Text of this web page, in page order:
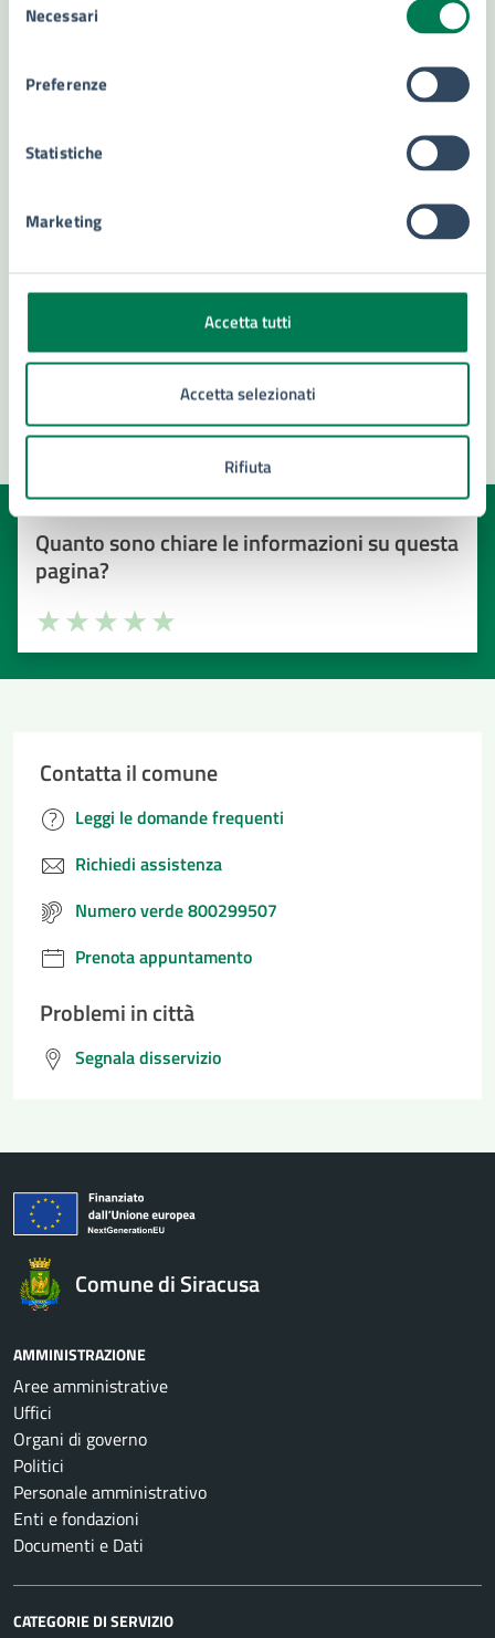
delNecessari
Preferenze
Statistiche
Marketing
Accetta tutti
Accetta selezionati
Rifiuta
Servizio Anagrafe - Ufficio iscrizione popolazione
irreperibilità
residenza cittadini stranieri
Quanto sono chiare le informazioni su questa
pagina?
Valuta la chiarezza delle informazioni (da 1 a 5 stelle)
Seleziona il numero di stelle per valutare la chiarezza delle
Valuta 5 stelle su 5
Valuta 4 stelle su 5
Valuta 3 stelle su 5
Valuta 2 stelle su 5
Valuta 1 stelle su 5
Contatta il comune
Leggi le domande frequenti
Richiedi assistenza
Numero verde 800299507
Prenota appuntamento
Problemi in città
Segnala disservizio
Comune di Siracusa
AMMINISTRAZIONE
Aree amministrative
Uffici
Organi di governo
Politici
Personale amministrativo
Enti e fondazioni
Documenti e Dati
CATEGORIE DI SERVIZIO